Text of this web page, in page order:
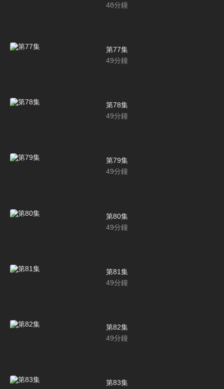
48分鐘
第77集
49分鐘
第78集
49分鐘
第79集
49分鐘
第80集
49分鐘
第81集
49分鐘
第82集
49分鐘
第83集